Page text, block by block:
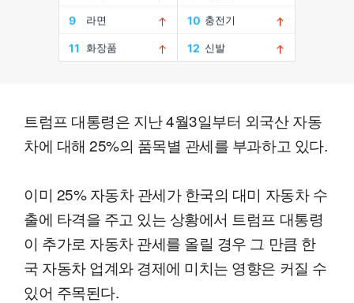
트럼프 대통령은 지난 4월3일부터 외국산 자동
차에 대해 25%의 품목별 관세를 부과하고 있다.
이미 25% 자동차 관세가 한국의 대미 자동차 수
출에 타격을 주고 있는 상황에서 트럼프 대통령
이 추가로 자동차 관세를 올릴 경우 그 만큼 한
국 자동차 업계와 경제에 미치는 영향은 커질 수
있어 주목된다.